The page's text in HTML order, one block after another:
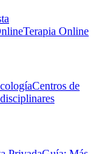
Terapia Online
Centros de